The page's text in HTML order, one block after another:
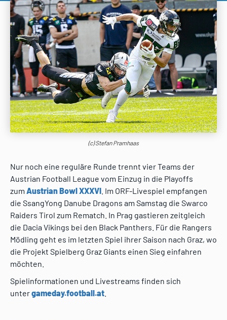
(c) Stefan Pramhaas
Nur noch eine reguläre Runde trennt vier Teams der
Austrian Football League vom Einzug in die Playoffs
zum Austrian Bowl XXXVI . Im ORF-Livespiel empfangen
die SsangYong Danube Dragons am Samstag die Swarco
Raiders Tirol zum Rematch. In Prag gastieren zeitgleich
die Dacia Vikings bei den Black Panthers. Für die Rangers
Mödling geht es im letzten Spiel ihrer Saison nach Graz, wo
die Projekt Spielberg Graz Giants einen Sieg einfahren
möchten.
Spielinformationen und Livestreams finden sich
untergameday.football.at